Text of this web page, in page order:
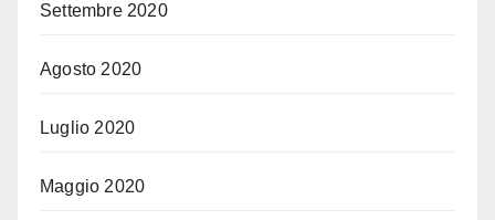
Settembre 2020
Agosto 2020
Luglio 2020
Maggio 2020